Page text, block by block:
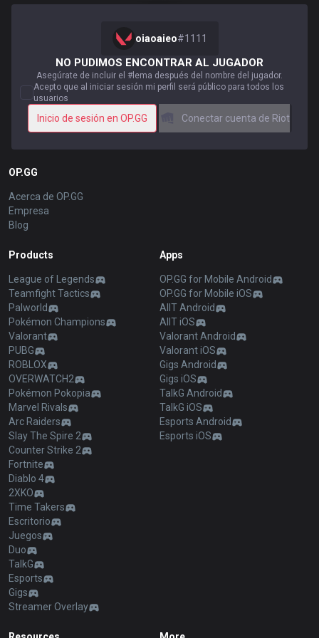
oiaoaieo#1111
NO PUDIMOS ENCONTRAR AL JUGADOR
Asegúrate de incluir el #lema después del nombre del jugador.
Acepto que al iniciar sesión mi perfil será público para todos los
usuarios
Inicio de sesión en OP.GG Conectar cuenta de Riot
OP.GG
Acerca de OP.GG
Empresa
Blog
Products
League of Legends
Teamfight Tactics
Palworld
Pokémon Champions
Valorant
PUBG
ROBLOX
OVERWATCH2
Pokémon Pokopia
Marvel Rivals
Arc Raiders
Slay The Spire 2
Counter Strike 2
Fortnite
Diablo 4
2XKO
Time Takers
Escritorio
Juegos
Duo
TalkG
Esports
Gigs
Streamer Overlay
Apps
OP.GG for Mobile Android
OP.GG for Mobile iOS
AllT Android
AllT iOS
Valorant Android
Valorant iOS
Gigs Android
Gigs iOS
TalkG Android
TalkG iOS
Esports Android
Esports iOS